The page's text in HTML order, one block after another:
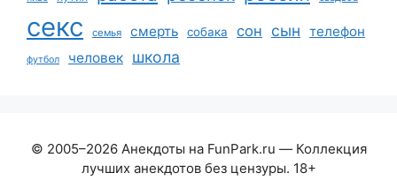
секс семья смерть собака сон сын телефон
футбол человек школа
© 2005–2026 Анекдоты на FunPark.ru — Коллекция
лучших анекдотов без цензуры. 18+